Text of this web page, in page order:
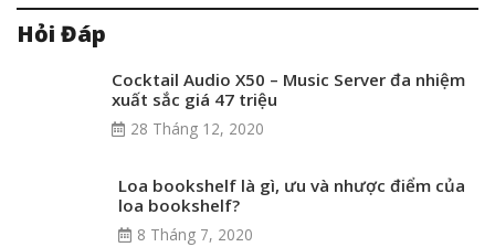
Hỏi Đáp
Cocktail Audio X50 – Music Server đa nhiệm
xuất sắc giá 47 triệu
28 Tháng 12, 2020
Loa bookshelf là gì, ưu và nhược điểm của
loa bookshelf?
8 Tháng 7, 2020